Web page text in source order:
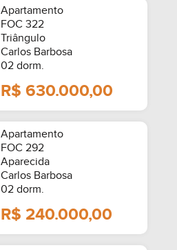
Apartamento
FOC 322
Triângulo
Carlos Barbosa
02 dorm.
R$ 630.000,00
Apartamento
FOC 292
Aparecida
Carlos Barbosa
02 dorm.
R$ 240.000,00